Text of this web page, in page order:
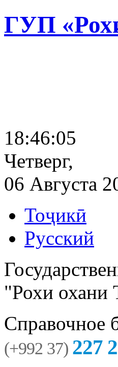
ГУП
18:46:06
Четверг,
06 Августа
Тоҷикӣ
Русский
"Рохи охани
Справочное
(+992 37) 227